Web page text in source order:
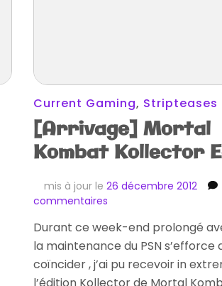
Current Gaming, Stripteases
[Arrivage] Mortal
Kombat Kollector
mis à jour le 26 décembre 2012
commentairessur
Mortal
Kombat
Kollector
Edition
Durant ce week-end prolongé
la maintenance du PSN s’efforce
coïncider , j’ai pu recevoir in
l’édition Kollector de Mortal